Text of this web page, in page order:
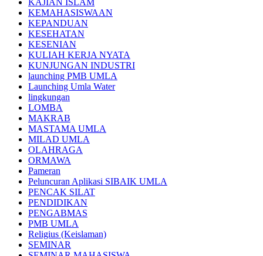
KAJIAN ISLAM
KEMAHASISWAAN
KEPANDUAN
KESEHATAN
KESENIAN
KULIAH KERJA NYATA
KUNJUNGAN INDUSTRI
launching PMB UMLA
Launching Umla Water
lingkungan
LOMBA
MAKRAB
MASTAMA UMLA
MILAD UMLA
OLAHRAGA
ORMAWA
Pameran
Peluncuran Aplikasi SIBAIK UMLA
PENCAK SILAT
PENDIDIKAN
PENGABMAS
PMB UMLA
Religius (Keislaman)
SEMINAR